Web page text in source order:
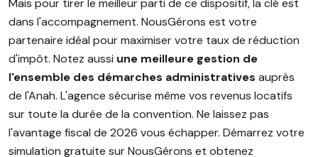
Mais pour tirer le meilleur parti de ce dispositif, la clé est
dans l'accompagnement. NousGérons est votre
partenaire idéal pour maximiser votre taux de réduction
d'impôt. Notez aussi une meilleure gestion de
l'ensemble des démarches administratives auprès
de l'Anah. L'agence sécurise même vos revenus locatifs
sur toute la durée de la convention. Ne laissez pas
l'avantage fiscal de 2026 vous échapper. Démarrez votre
simulation gratuite sur NousGérons et obtenez